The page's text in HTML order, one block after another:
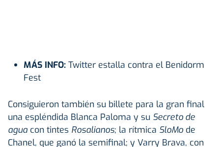
MÁS INFO: Twitter estalla contra el Benidorm
Fest
Consiguieron también su billete para la gran final
una espléndida Blanca Paloma y su Secreto de
agua con tintes Rosalianos; la rítmica SloMo de
Chanel, que ganó la semifinal; y Varry Brava, con